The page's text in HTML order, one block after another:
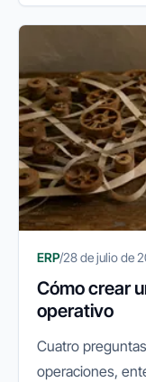
ERP/28 de julio de
Cómo crear
operativo
Cuatro
operaciones,